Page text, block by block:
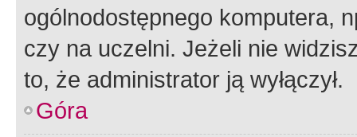
ogólnodostępnego komputera,
czy na uczelni. Jeżeli nie
to, że administrator ją wyłączył.
Góra